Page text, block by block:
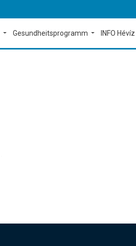
Gesundheitsprogramm INFO Hévíz